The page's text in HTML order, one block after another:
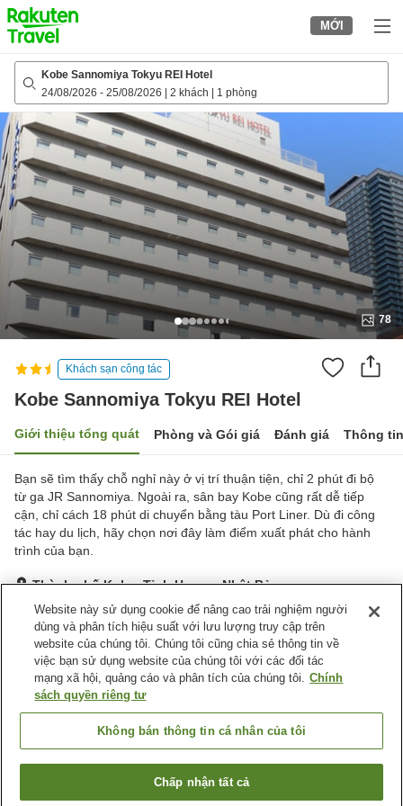
to
top
page
MỚI
Kobe Sannomiya Tokyu REI Hotel
24/08/2026 - 25/08/2026 2 khách 1 phòng
78
Khách sạn công tác
Kobe Sannomiya Tokyu REI Hotel
Giới thiệu tổng quát Phòng và Gói giá Đánh giá Thông
Bạn sẽ tìm thấy chỗ nghỉ này ở vị trí thuận tiện, chỉ 2 phút đi bộ
từ ga JR Sannomiya. Ngoài ra, sân bay Kobe cũng rất dễ tiếp
cận, chỉ cách 18 phút di chuyển bằng tàu Port Liner. Dù đi công
tác hay du lịch, hãy chọn nơi đây làm điểm xuất phát cho hành
trình của bạn.
Thành phố Kobe, Tỉnh Hyogo, Nhật Bản
Hiển thị trên bản đồ
Rất tốt Đánh giá:1,116lượt
Tiện nghi chỗ nghỉ
Bãi đỗ xe
Spa / Salon
Cafe
Tỉnh Hyogo
Kobe Sannomiya Tokyu REI HotelTìm phòng trống
Website này sử dụng cookie để nâng cao trải nghiệm người
dùng và phân tích hiệu suất với lưu lượng truy cập trên
website của chúng tôi. Chúng tôi cũng chia sẻ thông tin về
việc bạn sử dụng website của chúng tôi với các đối tác
mạng xã hội, quảng cáo và phân tích của chúng tôi. Chính
sách quyền riêng tư
Không bán thông tin cá nhân của tôi
Chấp nhận tất cả